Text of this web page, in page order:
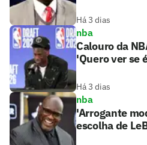
Há 3 dias
nba
Calouro da
'Quero ver se
Há 3 dias
nba
'Arrogante
escolha de